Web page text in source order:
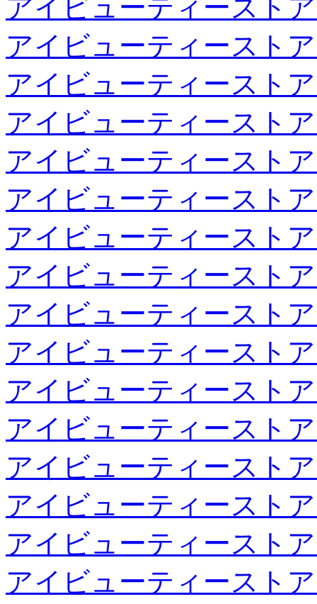
アイビューティースト
アイビューティースト
アイビューティースト
アイビューティースト
アイビューティースト
アイビューティースト
アイビューティースト
アイビューティースト
アイビューティースト
アイビューティースト
アイビューティースト
アイビューティースト
アイビューティースト
アイビューティースト
アイビューティースト
アイビューティースト